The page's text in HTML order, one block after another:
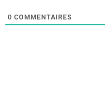
0 COMMENTAIRES